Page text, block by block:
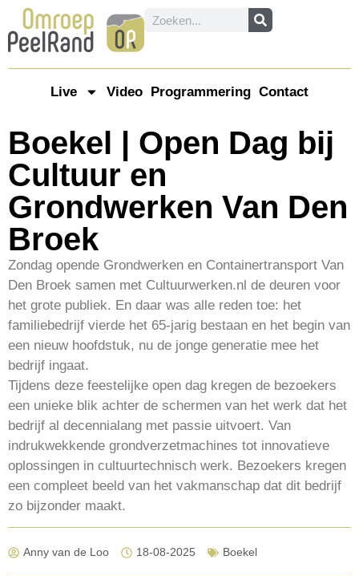
Live Video Programmering Contact
Boekel | Open Dag bij
Cultuur en
Grondwerken Van Den
Broek
Zondag opende Grondwerken en Containertransport Van
Den Broek samen met Cultuurwerken.nl de deuren voor
het grote publiek. En daar was alle reden toe: het
familiebedrijf vierde het 65-jarig bestaan en het begin van
een nieuw hoofdstuk, nu de jonge generatie mee het
bedrijf ingaat.
Tijdens deze feestelijke open dag kregen de bezoekers
een unieke blik achter de schermen van het werk dat het
bedrijf al decennialang met passie uitvoert. Van
indrukwekkende grondverzetmachines tot innovatieve
oplossingen in cultuurtechnisch werk. Bezoekers kregen
een compleet beeld van het vakmanschap dat dit bedrijf
zo bijzonder maakt.
Anny van de Loo 18-08-2025 Boekel